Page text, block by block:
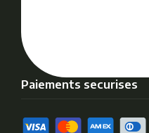
Paiements securises